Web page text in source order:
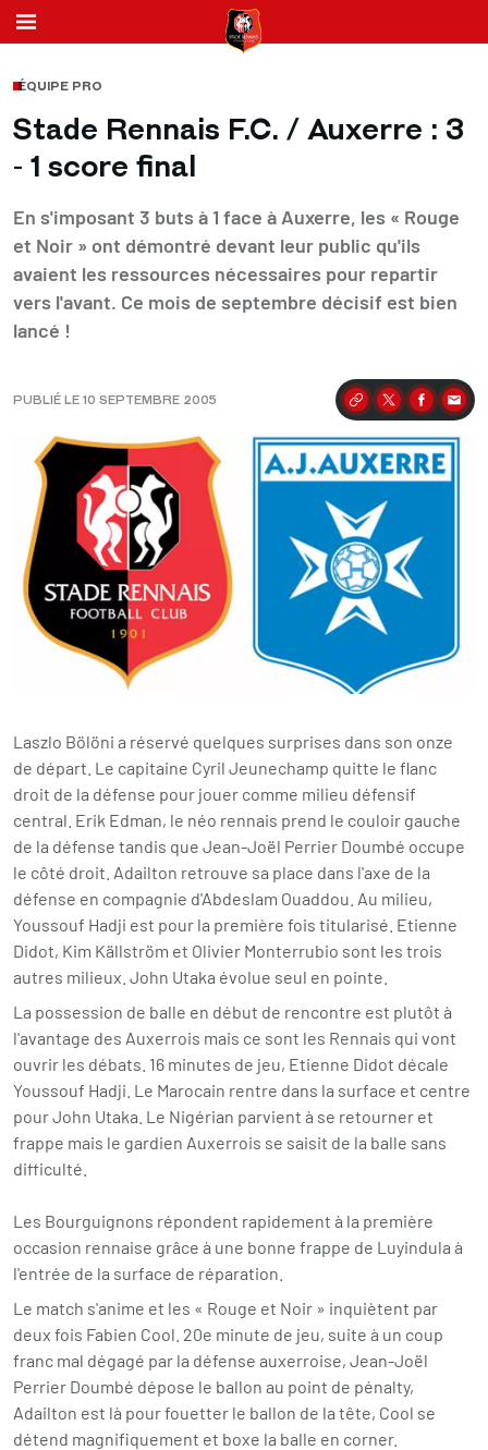
ÉQUIPE PRO
Stade Rennais F.C. / Auxerre : 3
- 1 score final
En s'imposant 3 buts à 1 face à Auxerre, les « Rouge
et Noir » ont démontré devant leur public qu'ils
avaient les ressources nécessaires pour repartir
vers l'avant. Ce mois de septembre décisif est bien
lancé !
PUBLIÉ LE 10 SEPTEMBRE 2005 Partager
Laszlo Bölöni a réservé quelques surprises dans son onze
de départ. Le capitaine Cyril Jeunechamp quitte le flanc
droit de la défense pour jouer comme milieu défensif
central. Erik Edman, le néo rennais prend le couloir gauche
de la défense tandis que Jean-Joël Perrier Doumbé occupe
le côté droit. Adailton retrouve sa place dans l'axe de la
défense en compagnie d'Abdeslam Ouaddou. Au milieu,
Youssouf Hadji est pour la première fois titularisé. Etienne
Didot, Kim Källström et Olivier Monterrubio sont les trois
autres milieux. John Utaka évolue seul en pointe.
La possession de balle en début de rencontre est plutôt à
l'avantage des Auxerrois mais ce sont les Rennais qui vont
ouvrir les débats. 16 minutes de jeu, Etienne Didot décale
Youssouf Hadji. Le Marocain rentre dans la surface et centre
pour John Utaka. Le Nigérian parvient à se retourner et
frappe mais le gardien Auxerrois se saisit de la balle sans
difficulté.
Les Bourguignons répondent rapidement à la première
occasion rennaise grâce à une bonne frappe de Luyindula à
l'entrée de la surface de réparation.
Le match s'anime et les « Rouge et Noir » inquiètent par
deux fois Fabien Cool. 20e minute de jeu, suite à un coup
franc mal dégagé par la défense auxerroise, Jean-Joël
Perrier Doumbé dépose le ballon au point de pénalty,
Adailton est là pour fouetter le ballon de la tête, Cool se
détend magnifiquement et boxe la balle en corner.